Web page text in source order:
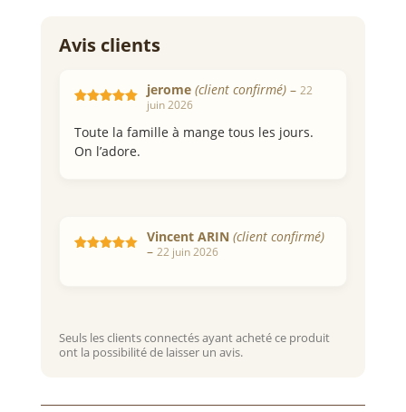
jerome (client confirmé) – 22
juin 2026
Toute la famille à mange tous les jours.
On l’adore.
Vincent ARIN (client confirmé)
– 22 juin 2026
Seuls les clients connectés ayant acheté ce produit
ont la possibilité de laisser un avis.